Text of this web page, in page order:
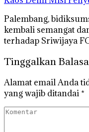
Palembang,
kembali semangat
terhadap Sriwijaya
Tinggalkan
Alamat email Anda
yang wajib ditandai *